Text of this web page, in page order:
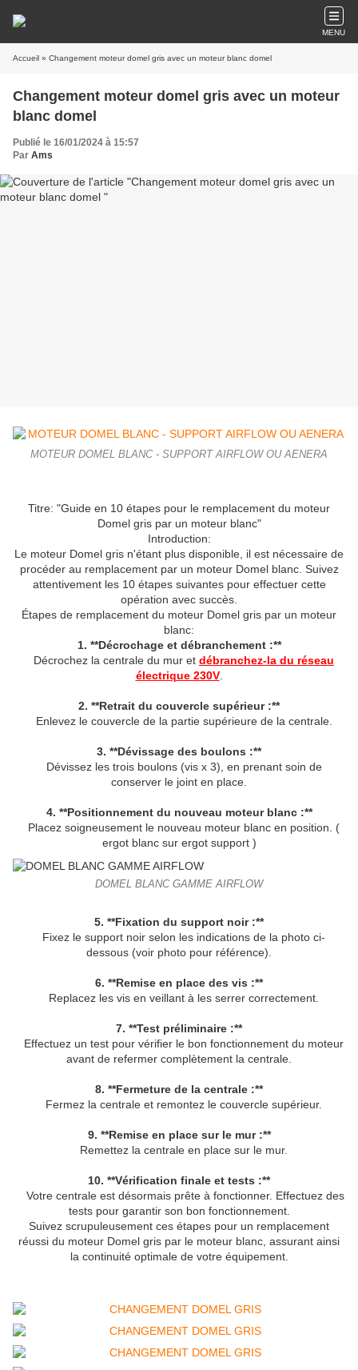
MENU
Accueil » Changement moteur domel gris avec un moteur blanc domel
Changement moteur domel gris avec un moteur
blanc domel
Publié le 16/01/2024 à 15:57
Par Ams
MOTEUR DOMEL BLANC - SUPPORT AIRFLOW OU AENERA
Titre: "Guide en 10 étapes pour le remplacement du moteur
Domel gris par un moteur blanc"
Introduction:
Le moteur Domel gris n'étant plus disponible, il est nécessaire de
procéder au remplacement par un moteur Domel blanc. Suivez
attentivement les 10 étapes suivantes pour effectuer cette
opération avec succès.
Étapes de remplacement du moteur Domel gris par un moteur
blanc:
1. **Décrochage et débranchement :**
Décrochez la centrale du mur et débranchez-la du réseau
électrique 230V.
2. **Retrait du couvercle supérieur :**
Enlevez le couvercle de la partie supérieure de la centrale.
3. **Dévissage des boulons :**
Dévissez les trois boulons (vis x 3), en prenant soin de
conserver le joint en place.
4. **Positionnement du nouveau moteur blanc :**
Placez soigneusement le nouveau moteur blanc en position. (
ergot blanc sur ergot support )
DOMEL BLANC GAMME AIRFLOW
5. **Fixation du support noir :**
Fixez le support noir selon les indications de la photo ci-
dessous (voir photo pour référence).
6. **Remise en place des vis :**
Replacez les vis en veillant à les serrer correctement.
7. **Test préliminaire :**
Effectuez un test pour vérifier le bon fonctionnement du moteur
avant de refermer complètement la centrale.
8. **Fermeture de la centrale :**
Fermez la centrale et remontez le couvercle supérieur.
9. **Remise en place sur le mur :**
Remettez la centrale en place sur le mur.
10. **Vérification finale et tests :**
Votre centrale est désormais prête à fonctionner. Effectuez des
tests pour garantir son bon fonctionnement.
Suivez scrupuleusement ces étapes pour un remplacement
réussi du moteur Domel gris par le moteur blanc, assurant ainsi
la continuité optimale de votre équipement.